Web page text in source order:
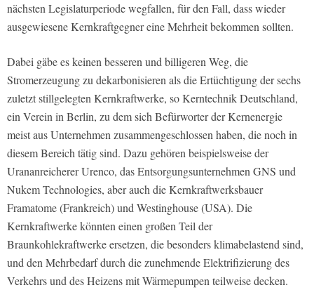
nächsten Legislaturperiode wegfallen, für den Fall, dass wieder
ausgewiesene Kernkraftgegner eine Mehrheit bekommen sollten.
Dabei gäbe es keinen besseren und billigeren Weg, die
Stromerzeugung zu dekarbonisieren als die Ertüchtigung der sechs
zuletzt stillgelegten Kernkraftwerke, so Kerntechnik Deutschland,
ein Verein in Berlin, zu dem sich Befürworter der Kernenergie
meist aus Unternehmen zusammengeschlossen haben, die noch in
diesem Bereich tätig sind. Dazu gehören beispielsweise der
Urananreicherer Urenco, das Entsorgungsunternehmen GNS und
Nukem Technologies, aber auch die Kernkraftwerksbauer
Framatome (Frankreich) und Westinghouse (USA). Die
Kernkraftwerke könnten einen großen Teil der
Braunkohlekraftwerke ersetzen, die besonders klimabelastend sind,
und den Mehrbedarf durch die zunehmende Elektrifizierung des
Verkehrs und des Heizens mit Wärmepumpen teilweise decken.